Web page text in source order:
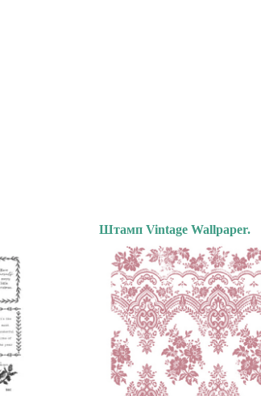
Штамп Vintage Wallpaper.